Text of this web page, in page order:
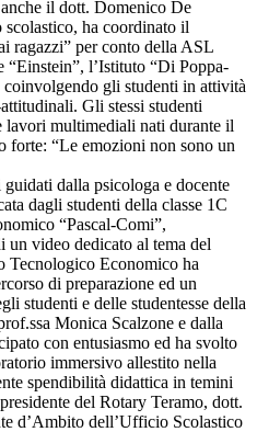
il dott. Domenico De
scolastico, ha coordinato il
ragazzi” per conto della ASL
l’Istituto “Di Poppa-
gli studenti in attività
Gli stessi studenti
lavori multimediali nati durante il
forte: “Le emozioni non sono un
dalla psicologa e docente
dagli studenti della classe 1C
“Pascal-Comi”,
un video dedicato al tema del
Tecnologico Economico ha
di preparazione ed un
studenti e delle studentesse della
Monica Scalzone e dalla
con entusiasmo ed ha svolto
immersivo allestito nella
spendibilità didattica in temini
del Rotary Teramo, dott.
d’Ambito dell’Ufficio Scolastico